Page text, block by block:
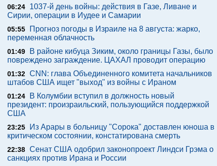
06:24
1037-й день войны: действия в Газе, Ливане и
Сирии, операции в Иудее и Самарии
05:55
Прогноз погоды в Израиле на 8 августа: жарко,
переменная облачность
01:49
В районе кибуца Зиким, около границы Газы, было
повреждено заграждение. ЦАХАЛ проводит операцию
01:32 CNN: глава Объединенного комитета начальников
штабов США ищет "выход" из войны с Ираном
01:24
В Колумбии вступил в должность новый
президент: произраильский, пользующийся поддержкой
США
23:25
Из Арары в больницу "Сорока" доставлен юноша в
критическом состоянии, констатирована смерть
22:38 Сенат США одобрил законопроект Линдси Грэма о
санкциях против Ирана и России